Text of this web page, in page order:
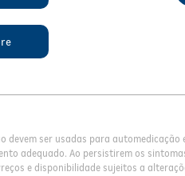
ser usadas para
adequado. Ao persistirem os
e disponibilidade sujeitos a